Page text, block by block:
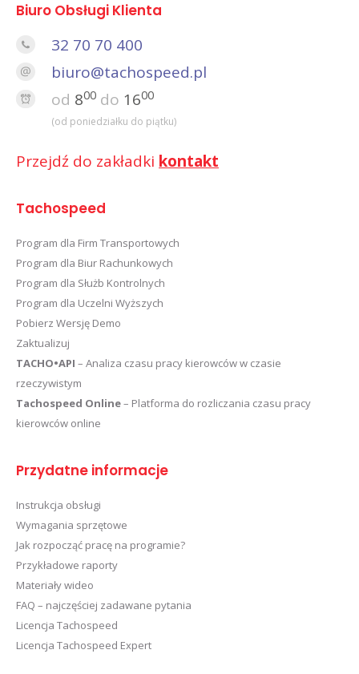
Biuro Obsługi Klienta
32 70 70 400
biuro@tachospeed.pl
od 800 do 1600
(od poniedziałku do piątku)
Przejdź do zakładki kontakt
Tachospeed
Program dla Firm Transportowych
Program dla Biur Rachunkowych
Program dla Służb Kontrolnych
Program dla Uczelni Wyższych
Pobierz Wersję Demo
Zaktualizuj
TACHO•API – Analiza czasu pracy kierowców w czasie
rzeczywistym
Tachospeed Online– Platforma do rozliczania czasu pracy
kierowców online
Przydatne informacje
Instrukcja obsługi
Wymagania sprzętowe
Jak rozpocząć pracę na programie?
Przykładowe raporty
Materiały wideo
FAQ – najczęściej zadawane pytania
Licencja Tachospeed
Licencja Tachospeed Expert